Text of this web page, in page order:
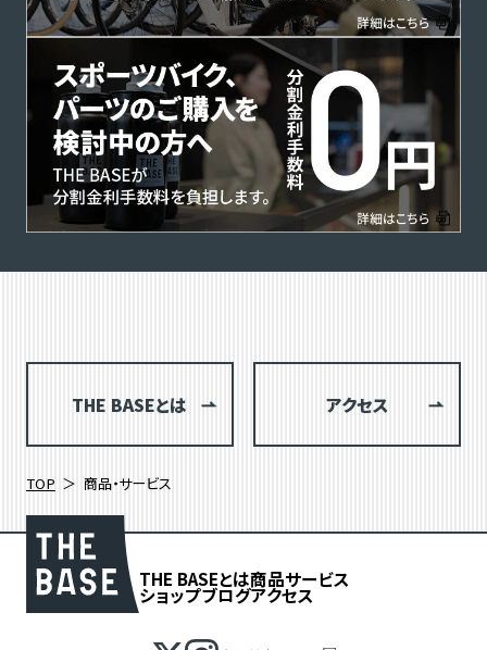
THE BASEとは アクセス
TOP 商品・サービス
THE BASEとは商品サービス
ショップブログアクセス